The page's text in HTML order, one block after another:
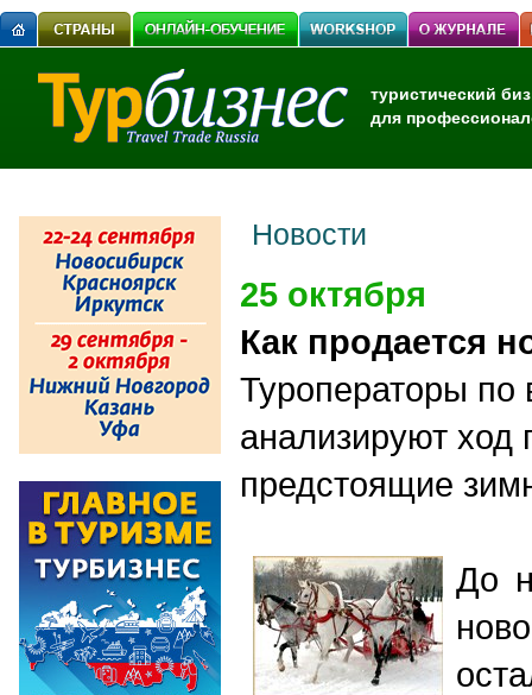
туристический
для
Новости
25 октября
Как продается
Туроператоры по
анализируют ход
предстоящие
До